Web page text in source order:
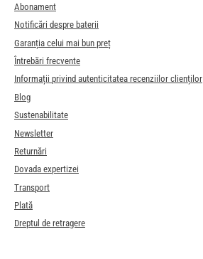
Abonament
Notificări despre baterii
Garanția celui mai bun preț
Întrebări frecvente
Informații privind autenticitatea recenziilor clienților
Blog
Sustenabilitate
Newsletter
Returnări
Dovada expertizei
Transport
Plată
Dreptul de retragere